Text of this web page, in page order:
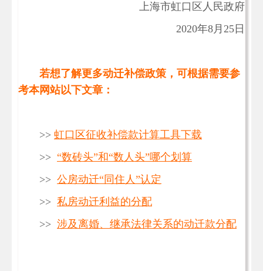
上海市虹口区人民政府
2020年8月25日
若想了解更多动迁补偿政策，可根据需要参
考本网站以下文章：
>> 虹口区征收补偿款计算工具下载
>> “数砖头”和“数人头”哪个划算
>> 公房动迁“同住人”认定
>> 私房动迁利益的分配
>> 涉及离婚、继承法律关系的动迁款分配